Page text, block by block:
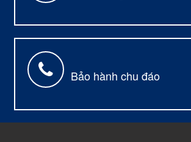
Bảo hành chu đáo